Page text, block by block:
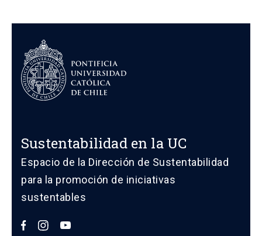
Sustentabilidad en la UC
Espacio de la Dirección de Sustentabilidad
para la promoción de iniciativas
sustentables